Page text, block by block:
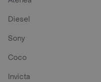
Diesel
Sony
Coco
Invicta